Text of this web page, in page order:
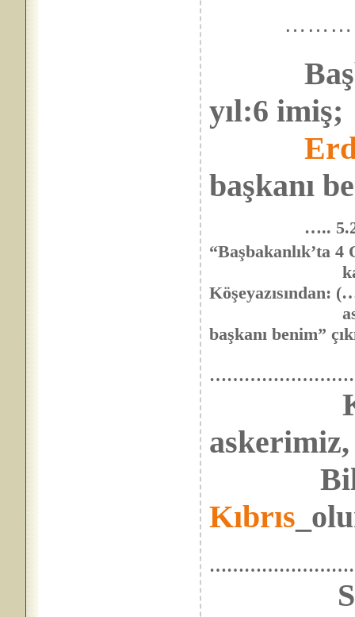
yıl:6 imiş;
başkanı
…..
“Başbakanlık’ta
kan
Köşeyazısından:
askerlere
başkanı benim”
askerimiz,
Kıbrıs